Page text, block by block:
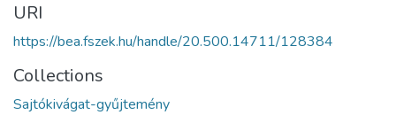
URI
https://bea.fszek.hu/handle/20.500.14711/128384
Collections
Sajtókivágat-gyűjtemény